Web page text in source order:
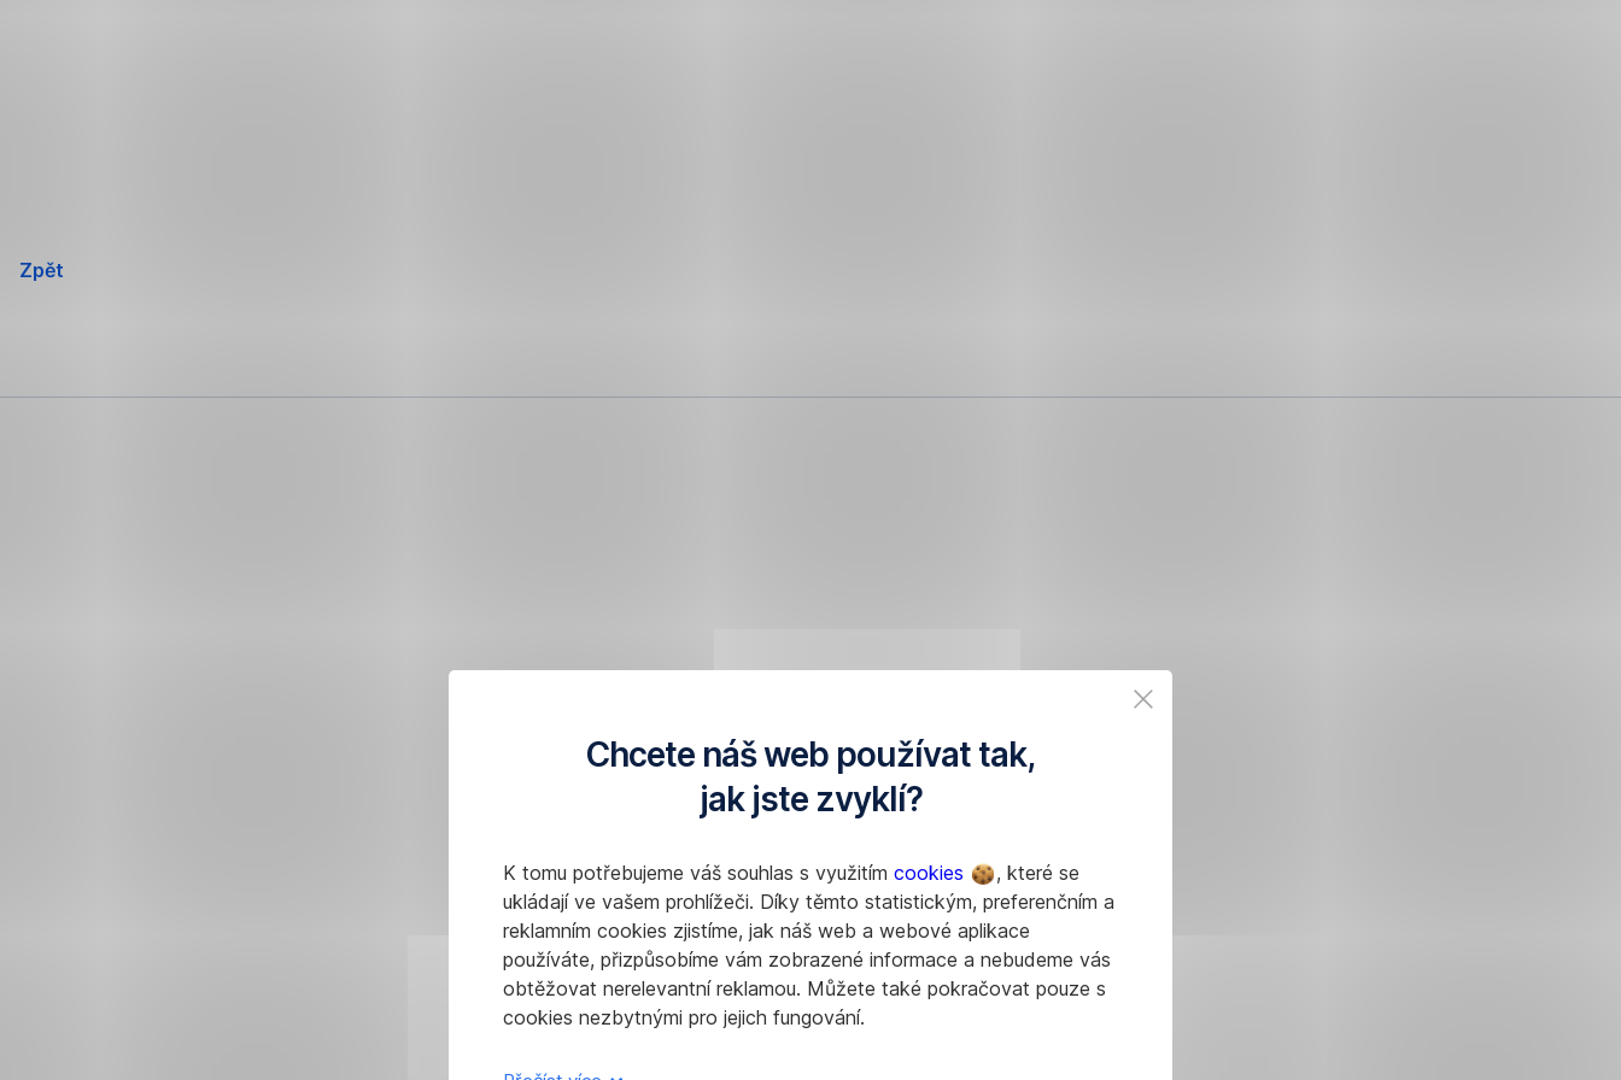
Chcete náš web používat tak,
jak jste zvyklí?
K tomu potřebujeme váš souhlas s využitím cookies
, které se
ukládají ve vašem prohlížeči. Díky těmto statistickým, preferenčním a
reklamním cookies zjistíme, jak náš web a webové aplikace
používáte, přizpůsobíme vám zobrazené informace a nebudeme vás
obtěžovat nerelevantní reklamou. Můžete také pokračovat pouze s
cookies nezbytnými pro jejich fungování.
Zpět